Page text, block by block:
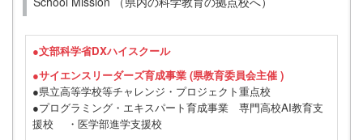
●文部科学省DXハイスクール
●サイエンスリーダーズ育成事業 (県教育委員会主催 )
●県立高等学校等チャレンジ・プロジェクト重点校
●プログラミング・エキスパート育成事業 専門高校AI教育支
援校 ・医学部進学支援校